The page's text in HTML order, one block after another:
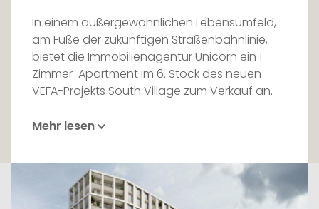
In einem außergewöhnlichen Lebensumfeld,
am Fuße der zukünftigen Straßenbahnlinie,
bietet die Immobilienagentur Unicorn ein 1-
Zimmer-Apartment im 6. Stock des neuen
VEFA-Projekts South Village zum Verkauf an.
Als Teil eines großen, emblematischen Projekts
nimmt die Wohnung ihren Platz in einer neuen
urbanen Lebensart ein, die aufgrund ihrer
vielfältigen Nutzungsmöglichkeiten und ihrer
Mehr lesen